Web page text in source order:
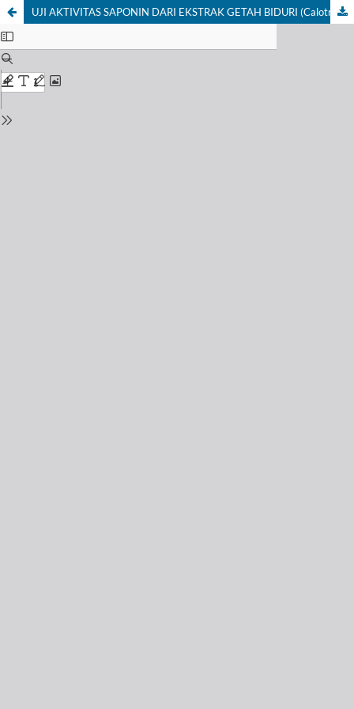
UJI AKTIVITAS SAPONIN DARI EKSTRAK GETAH BIDURI (Calotropis gigantea) SEBAGAI LARVASIDA NYAMUK Aedes aegypti